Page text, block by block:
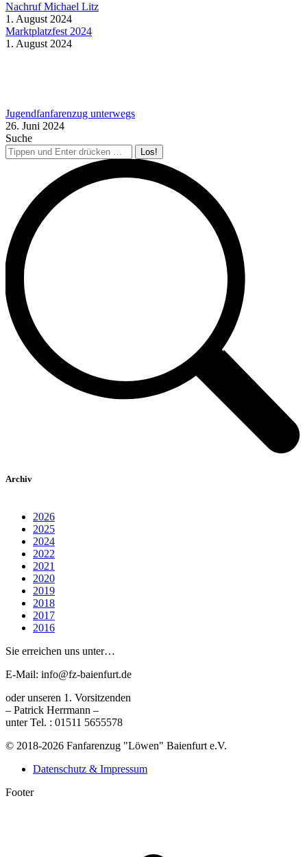
Nachruf Michael Litz
1. August 2024
Marktplatzfest 2024
1. August 2024
Jugendfanfarenzug unterwegs
26. Juni 2024
Suche
Search:
Archiv
2026
2025
2024
2022
2021
2020
2019
2018
2017
2016
Sie erreichen uns unter…
E-Mail: info@fz-baienfurt.de
oder unseren 1. Vorsitzenden
– Patrick Herrmann –
unter Tel. : 01511 5655578
© 2018-2026 Fanfarenzug "Löwen" Baienfurt e.V.
Datenschutz & Impressum
Footer